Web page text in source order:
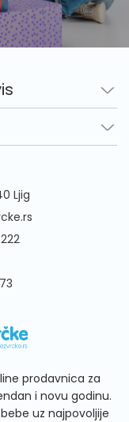
Ljig
prodavnica za
i novu godinu.
uz najpovoljije